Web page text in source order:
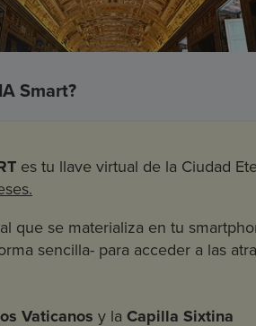
Smart?
es tu llave virtual de la Ciudad
que se materializa en tu
sencilla- para acceder a las
Vaticanos y la Capilla Sixtina